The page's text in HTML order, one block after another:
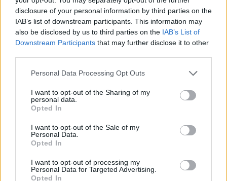
disclosure of your personal information by third parties on the
IAB’s list of downstream participants. This information may
also be disclosed by us to third parties on the IAB’s List of
Downstream Participants that may further disclose it to other
Please note that this website/app uses one or more Google
not limited to your visit or usage behaviour. You may click to
grant or deny consent to Google and its third-party tags to
use your data for below specified purposes in below Google
consent section.
Personal Data Processing Opt Outs
I want to opt-out of the Sharing of my
personal data.
Opted In
I want to opt-out of the Sale of my
Personal Data.
Opted In
I want to opt-out of processing my
Personal Data for Targeted Advertising.
Opted In
ΟΛΘ: Θετική πορεία στα οικονομικά μεγέθη του Α'
εξαμήνου
Το πρόγραμμα κεφαλαιουχικών δαπανών για το 1ο εξάμηνο
επιταχυνθεί στο 2ο εξάμηνο με αγορές νέων μηχανήματων
στοιβασίας εμπορευματοκιβωτίων καθώς και διαφόρων
μηχανήματων φορτοεκφορτώσεων.
26.09.2024 10:36
Ομάδα